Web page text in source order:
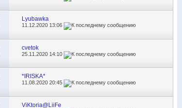
Lyubawka
11.12.2020 13:06
cvetok
25.11.2020 14:10
*IRISKA*
11.08.202020:45
ViKtoria@LiiFe